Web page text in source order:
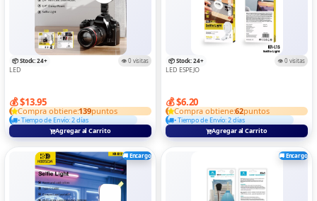
📦 Stock: 24+ 👁️ 0 visitas
LED
💰 $13.95
Compra obtiene:139puntos
• Tiempo de Envío: 2 días
Agregar al Carrito
📦 Stock: 24+ 👁️ 0 visitas
LED ESPEJO
💰 $6.20
Compra obtiene:62puntos
• Tiempo de Envío: 2 días
Agregar al Carrito
🚚 Encargo 🚚 Encargo